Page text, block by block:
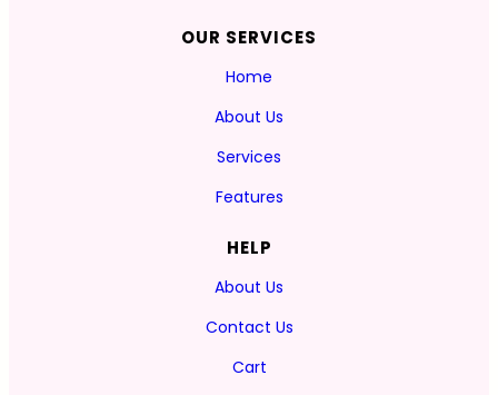
OUR SERVICES
Home
About Us
Services
Features
HELP
About Us
Contact Us
Cart